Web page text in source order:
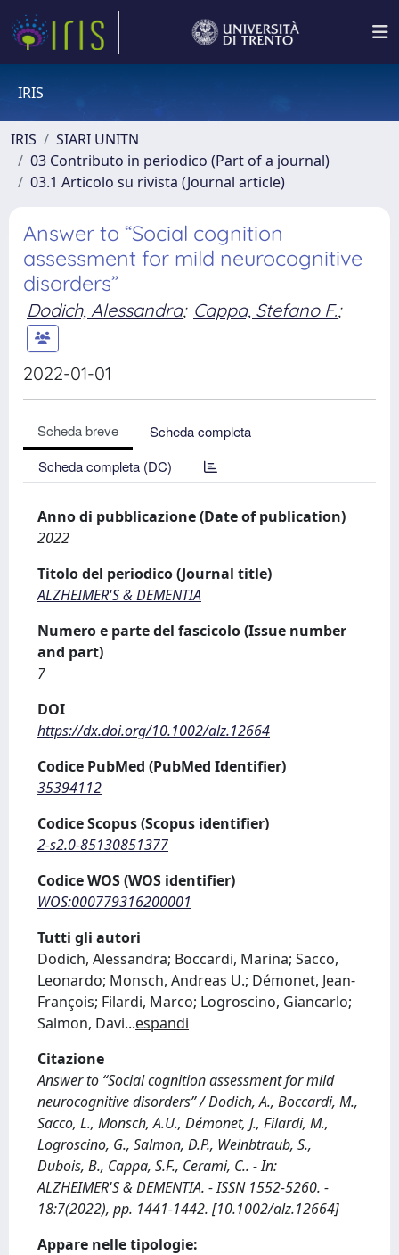
IRIS
IRIS
SIARI UNITN
03 Contributo in periodico (Part of a journal)
03.1 Articolo su rivista (Journal article)
Answer to “Social cognition
assessment for mild neurocognitive
disorders”
Dodich, Alessandra; Cappa, Stefano F.;
2022-01-01
Scheda breve
Scheda completa
Scheda completa (DC)
Anno di pubblicazione (Date of publication)
2022
Titolo del periodico (Journal title)
ALZHEIMER'S & DEMENTIA
Numero e parte del fascicolo (Issue number
and part)
7
DOI
https://dx.doi.org/10.1002/alz.12664
Codice PubMed (PubMed Identifier)
35394112
Codice Scopus (Scopus identifier)
2-s2.0-85130851377
Codice WOS (WOS identifier)
WOS:000779316200001
Tutti gli autori
Dodich, Alessandra; Boccardi, Marina; Sacco,
Leonardo; Monsch, Andreas U.; Démonet, Jean-
François; Filardi, Marco; Logroscino, Giancarlo;
Salmon, Davi...espandi
Citazione
Answer to “Social cognition assessment for mild
neurocognitive disorders” / Dodich, A., Boccardi, M.,
Sacco, L., Monsch, A.U., Démonet, J., Filardi, M.,
Logroscino, G., Salmon, D.P., Weinbtraub, S.,
Dubois, B., Cappa, S.F., Cerami, C.. - In:
ALZHEIMER'S & DEMENTIA. - ISSN 1552-5260. -
18:7(2022), pp. 1441-1442. [10.1002/alz.12664]
Appare nelle tipologie: